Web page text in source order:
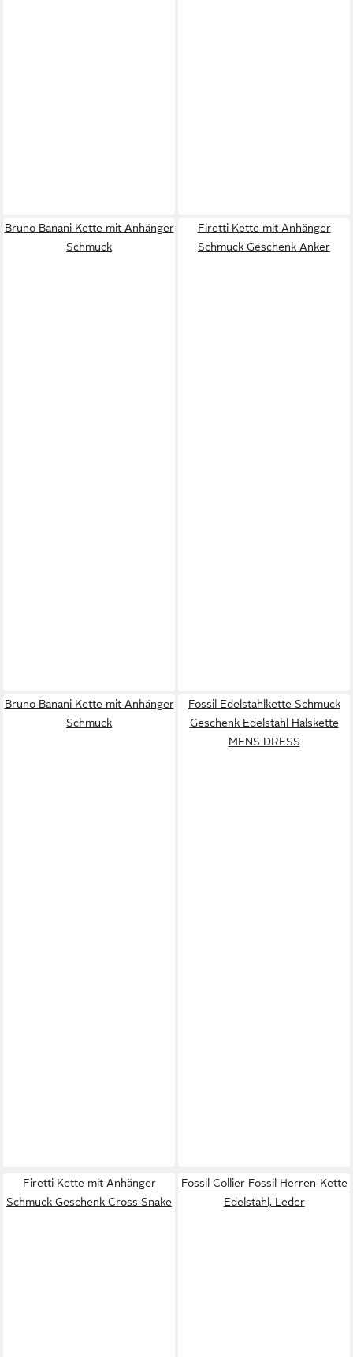
Bruno Banani Kette mit Anhänger
Schmuck
Firetti Kette mit Anhänger
Schmuck Geschenk Anker
Bruno Banani Kette mit Anhänger
Schmuck
Fossil Edelstahlkette Schmuck
Geschenk Edelstahl Halskette
MENS DRESS
Firetti Kette mit Anhänger
Schmuck Geschenk Cross Snake
Fossil Collier Fossil Herren-Kette
Edelstahl, Leder